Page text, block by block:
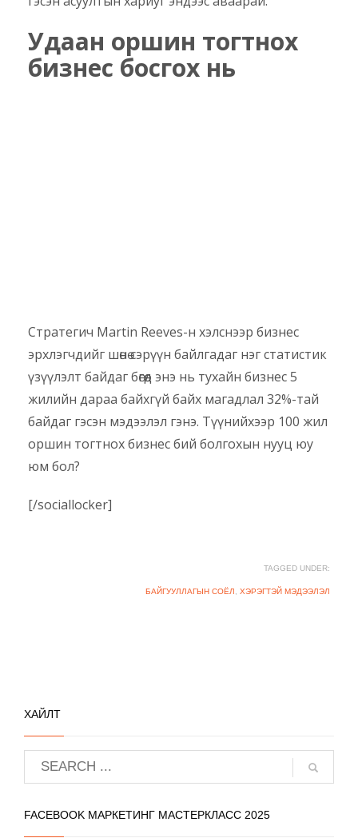
Удаан оршин тогтнох
бизнес босгох нь
Стратегич Martin Reeves-н хэлснээр бизнес
эрхлэгчдийг шөнө сэрүүн байлгадаг нэг статистик
үзүүлэлт байдаг бөгөөд энэ нь тухайн бизнес 5
жилийн дараа байхгүй байх магадлал 32%-тай
байдаг гэсэн мэдээлэл гэнэ. Түүнийхээр 100 жил
оршин тогтнох бизнес бий болгохын нууц юу
юм бол?
[/sociallocker]
TAGGED UNDER:
БАЙГУУЛЛАГЫН СОЁЛ ХЭРЭГТЭЙ МЭДЭЭЛЭЛ
ХАЙЛТ
FACEBOOK МАРКЕТИНГ МАСТЕРКЛАСС 2025